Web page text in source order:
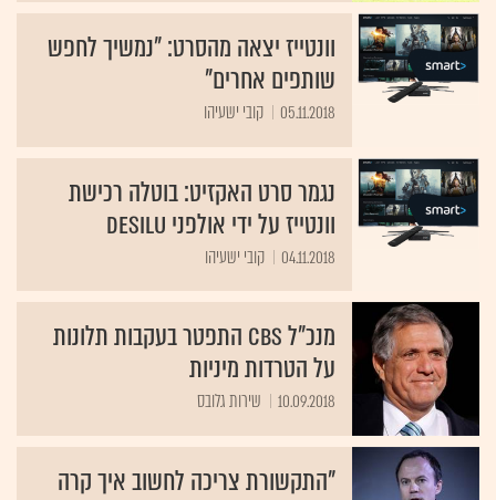
וונטייז יצאה מהסרט: "נמשיך לחפש
שותפים אחרים"
05.11.2018 קובי ישעיהו
נגמר סרט האקזיט: בוטלה רכישת
וונטייז על ידי אולפני Desilu
04.11.2018 קובי ישעיהו
מנכ"ל CBS התפטר בעקבות תלונות
על הטרדות מיניות
10.09.2018 שירות גלובס
"התקשורת צריכה לחשוב איך קרה